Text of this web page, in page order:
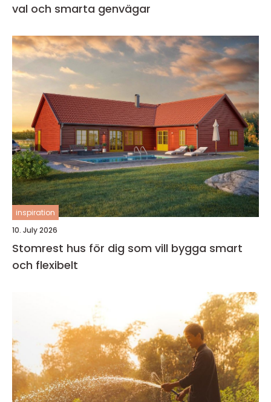
val och smarta genvägar
inspiration
10. July 2026
Stomrest hus för dig som vill bygga smart
och flexibelt